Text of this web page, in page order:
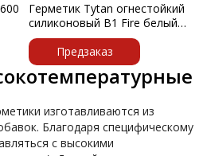
Герметик Tytan огнестойкий
силиконовый B1 Fire белый
310мл 59918 УТ
Предзаказ
изготавливаются из
Благодаря специфическому
с высокими